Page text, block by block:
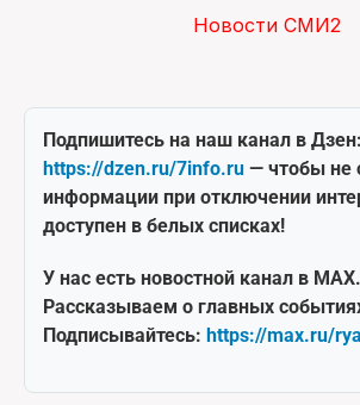
Новости СМИ2
Подпишитесь на наш канал в Дзен:
https://dzen.ru/7info.ru — чтобы не
информации при отключении
доступен в белых списках!
У нас есть новостной канал в MAX.
Рассказываем о главных
Подписывайтесь: https://max.ru/